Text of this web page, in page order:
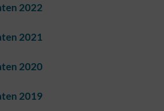
2022
2021
2020
2019